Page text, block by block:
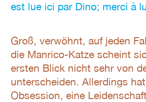
est lue ici par Dino; merci à
Groß, verwöhnt, auf jeden
die Manrico-Katze scheint
ersten Blick nicht sehr von
unterscheiden. Allerdings
Obsession, eine